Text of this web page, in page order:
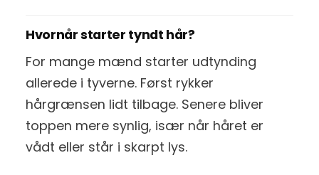
Hvornår starter tyndt hår?
For mange mænd starter udtynding
allerede i tyverne. Først rykker
hårgrænsen lidt tilbage. Senere bliver
toppen mere synlig, især når håret er
vådt eller står i skarpt lys.